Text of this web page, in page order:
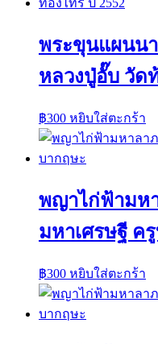
พระขุนแผนน
หลวงปู่อั๊บ วัด
฿300 หยิบใส่ตะกร้า
พญาไก่ฟ้ามห
มหาเศรษฐี ค
฿300 หยิบใส่ตะกร้า